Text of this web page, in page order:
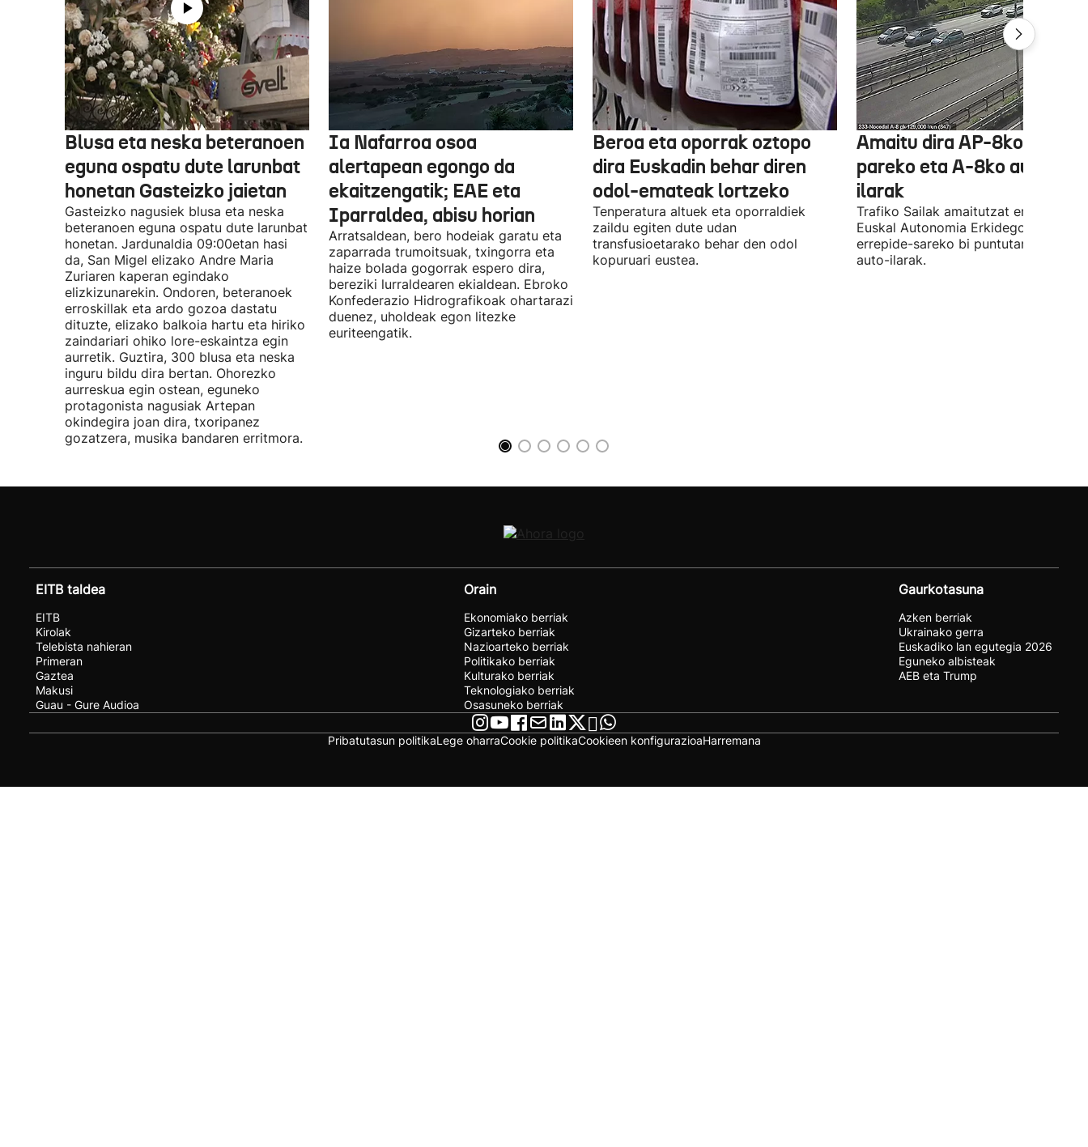
Blusa eta neska beteranoen
eguna ospatu dute larunbat
honetan Gasteizko jaietan
Gasteizko nagusiek blusa eta neska
beteranoen eguna ospatu dute larunbat
honetan. Jardunaldia 09:00etan hasi
da, San Migel elizako Andre Maria
Zuriaren kaperan egindako
elizkizunarekin. Ondoren, beteranoek
erroskillak eta ardo gozoa dastatu
dituzte, elizako balkoia hartu eta hiriko
zaindariari ohiko lore-eskaintza egin
aurretik. Guztira, 300 blusa eta neska
inguru bildu dira bertan. Ohorezko
aurreskua egin ostean, eguneko
protagonista nagusiak Artepan
okindegira joan dira, txoripanez
gozatzera, musika bandaren erritmora.
Ia Nafarroa osoa
alertapean egongo da
ekaitzengatik; EAE eta
Iparraldea, abisu horian
Arratsaldean, bero hodeiak garatu eta
zaparrada trumoitsuak, txingorra eta
haize bolada gogorrak espero dira,
bereziki lurraldearen ekialdean. Ebroko
Konfederazio Hidrografikoak ohartarazi
duenez, uholdeak egon litezke
euriteengatik.
Beroa eta oporrak oztopo
dira Euskadin behar diren
odol-emateak lortzeko
Tenperatura altuek eta oporraldiek
zaildu egiten dute udan
transfusioetarako behar den odol
kopuruari eustea.
Amaitu dira AP-8ko Irun
pareko eta A-8ko auto-
ilarak
Trafiko Sailak amaitutzat eman ditu
Euskal Autonomia Erkidegoko
errepide-sareko bi puntutan
auto-ilarak.
EITB taldea
EITB
Kirolak
Telebista nahieran
Primeran
Gaztea
Makusi
Guau - Gure Audioa
Orain
Ekonomiako berriak
Gizarteko berriak
Nazioarteko berriak
Politikako berriak
Kulturako berriak
Teknologiako berriak
Osasuneko berriak
Gaurkotasuna
Azken berriak
Ukrainako gerra
Euskadiko lan egutegia 2026
Eguneko albisteak
AEB eta Trump
Pribatutasun politikaLege oharraCookie politikaCookieen konfigurazioaHarremana